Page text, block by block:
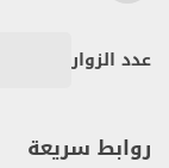
عدد الزوار
روابط سريعة